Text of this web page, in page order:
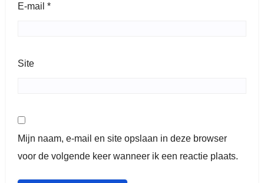
E-mail *
Site
Mijn naam, e-mail en site opslaan in deze browser
voor de volgende keer wanneer ik een reactie plaats.